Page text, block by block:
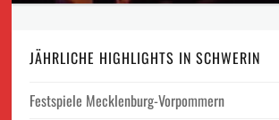
JÄHRLICHE HIGHLIGHTS IN SCHWERIN
Festspiele Mecklenburg-Vorpommern